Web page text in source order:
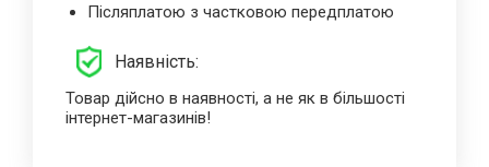
Післяплатою з частковою передплатою
Наявність:
Товар дійсно в наявності, а не як в більшості
інтернет-магазинів!